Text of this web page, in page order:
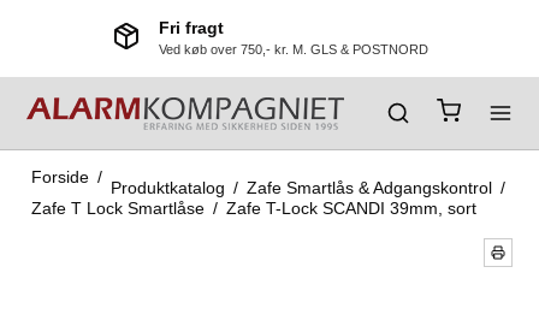
Fri fragt
Ved køb over 750,- kr. M. GLS & POSTNORD
Forside /
Produktkatalog / Zafe Smartlås & Adgangskontrol /
Zafe T Lock Smartlåse / Zafe T-Lock SCANDI 39mm, sort